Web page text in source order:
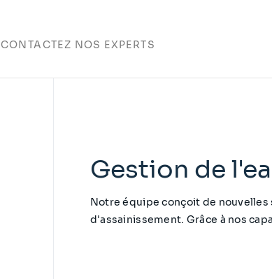
CONTACTEZ NOS EXPERTS
Gestion de
Notre équipe conçoit de
d'assainissement. Grâce à nos